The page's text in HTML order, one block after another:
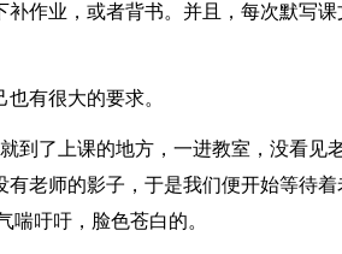
作业，或者背书。并且，每次默写
有很大的要求。
到了上课的地方，一进教室，没看见
老师的影子，于是我们便开始等待
喘吁吁，脸色苍白的。